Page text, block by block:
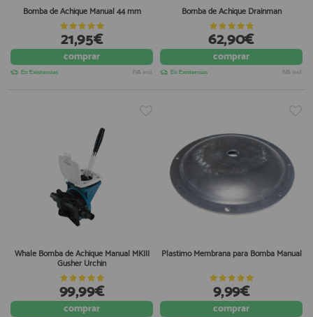
Bomba de Achique Manual 44 mm
21,95€
comprar
En Existencias IVA incl.
Bomba de Achique Drainman
62,90€
comprar
En Existencias IVA incl.
Whale Bomba de Achique Manual MKIII
Gusher Urchin
99,99€
comprar
Plastimo Membrana para Bomba Manual
9,99€
comprar